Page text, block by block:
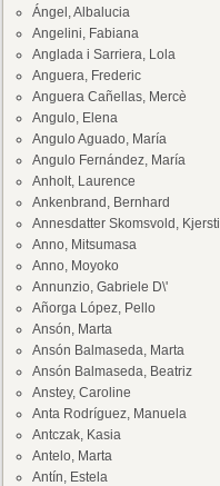
Ángel, Albalucia
Angelini, Fabiana
Anglada i Sarriera, Lola
Anguera, Frederic
Anguera Cañellas, Mercè
Angulo, Elena
Angulo Aguado, María
Angulo Fernández, María
Anholt, Laurence
Ankenbrand, Bernhard
Annesdatter Skomsvold, Kjersti
Anno, Mitsumasa
Anno, Moyoko
Annunzio, Gabriele D\'
Añorga López, Pello
Ansón, Marta
Ansón Balmaseda, Marta
Ansón Balmaseda, Beatriz
Anstey, Caroline
Anta Rodríguez, Manuela
Antczak, Kasia
Antelo, Marta
Antín, Estela